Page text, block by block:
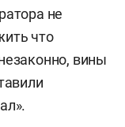
не
что
вины